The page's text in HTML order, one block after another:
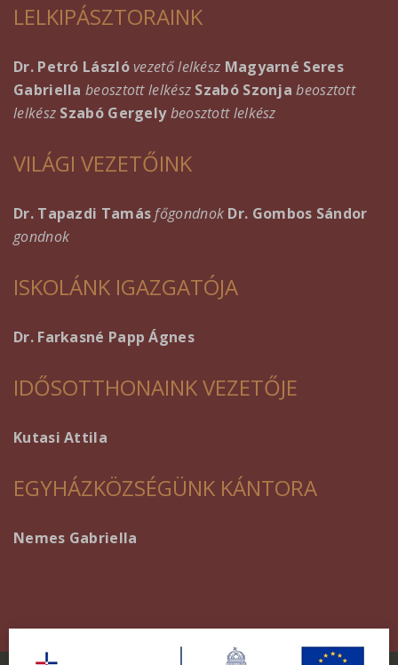
LELKIPÁSZTORAINK
Dr. Petró Lászlóvezető lelkész Magyarné Seres
Gabriella beosztott lelkész Szabó Szonjabeosztott
lelkész Szabó Gergely beosztott lelkész
VILÁGI VEZETŐINK
Dr. Tapazdi Tamásfőgondnok Dr. Gombos Sándor
gondnok
ISKOLÁNK IGAZGATÓJA
Dr. Farkasné Papp Ágnes
IDŐSOTTHONAINK VEZETŐJE
Kutasi Attila
EGYHÁZKÖZSÉGÜNK KÁNTORA
Nemes Gabriella